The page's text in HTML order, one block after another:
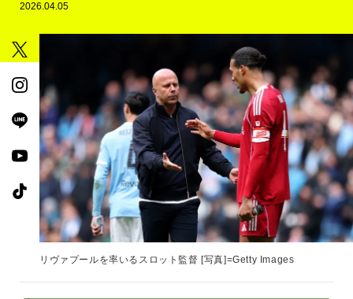
2026.04.05
リヴァプールを率いるスロット監督 [写真]=Getty Images